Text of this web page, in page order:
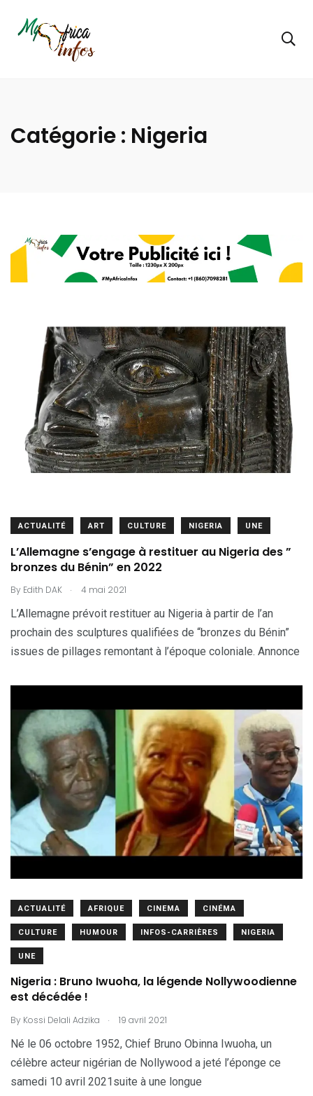
Catégorie : Nigeria
ACTUALITÉ ART CULTURE NIGERIA UNE
L’Allemagne s’engage à restituer au Nigeria des ”
bronzes du Bénin” en 2022
By Edith DAK . 4 mai 2021
L’Allemagne prévoit restituer au Nigeria à partir de l’an
prochain des sculptures qualifiées de “bronzes du Bénin”
issues de pillages remontant à l’époque coloniale. Annonce
ACTUALITÉ AFRIQUE CINEMA CINÉMA
CULTURE HUMOUR INFOS-CARRIÈRES NIGERIA
UNE
Nigeria : Bruno Iwuoha, la légende Nollywoodienne
est décédée !
By Kossi Delali Adzika . 19 avril 2021
Né le 06 octobre 1952, Chief Bruno Obinna Iwuoha, un
célèbre acteur nigérian de Nollywood a jeté l’éponge ce
samedi 10 avril 2021suite à une longue